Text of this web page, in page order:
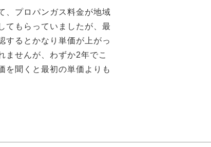
、プロパンガス料金が地域
てもらっていましたが、最
するとかなり単価が上がっ
ませんが、わずか2年でこ
を聞くと最初の単価よりも